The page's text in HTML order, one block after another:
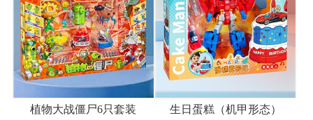
植物大战僵尸6只套装
生日蛋糕（机甲形态）